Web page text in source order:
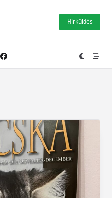
Hírküldés